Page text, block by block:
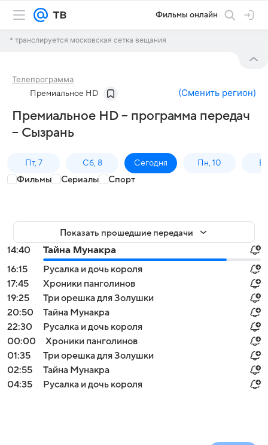
Фильмы онлайн
* транслируется московская сетка вещания
Телепрограмма
Премиальное HD (Сменить регион)
Премиальное HD – программа передач
– Сызрань
Пт, 7 Сб, 8 Сегодня Пн, 10
Фильмы Сериалы Спорт
Показать прошедшие передачи
14:40
Тайна Мунакра
16:15
Русалка и дочь короля
17:45
Хроники панголинов
19:25
Три орешка для Золушки
20:50
Тайна Мунакра
22:30
Русалка и дочь короля
00:00
Хроники панголинов
01:35
Три орешка для Золушки
02:55
Тайна Мунакра
04:35
Русалка и дочь короля